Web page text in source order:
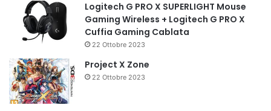
Logitech G PRO X SUPERLIGHT Mouse
Gaming Wireless + Logitech G PRO X
Cuffia Gaming Cablata
22 Ottobre 2023
Project X Zone
22 Ottobre 2023